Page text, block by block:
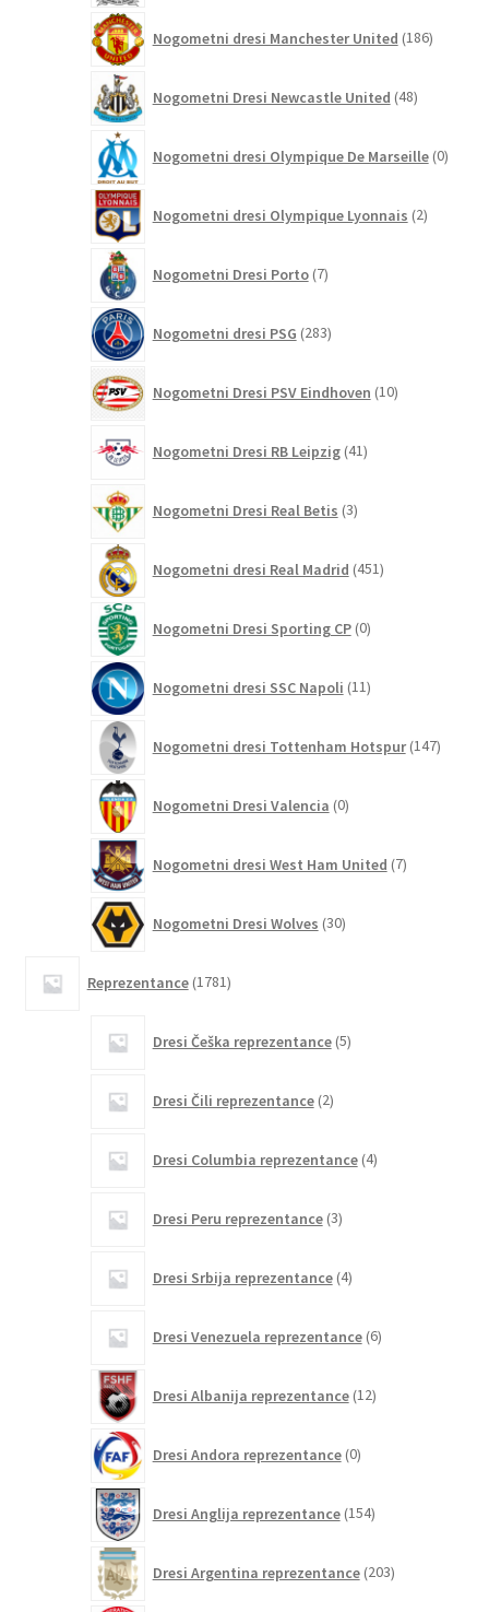
Nogometni dresi Manchester United 186izdelkov
Nogometni Dresi Newcastle United 48izdelkov
Nogometni dresi Olympique De Marseille 0
Nogometni dresi Olympique Lyonnais 2izdelka
Nogometni Dresi Porto 7izdelkov
Nogometni dresi PSG 283izdelkov
Nogometni Dresi PSV Eindhoven 10izdelkov
Nogometni Dresi RB Leipzig 41izdelkov
Nogometni Dresi Real Betis 3izdelki
Nogometni dresi Real Madrid 451izdelkov
Nogometni Dresi Sporting CP 0izdelkov
Nogometni dresi SSC Napoli 11izdelkov
Nogometni dresi Tottenham Hotspur 147
Nogometni Dresi Valencia 0izdelkov
Nogometni dresi West Ham United 7izdelkov
Nogometni Dresi Wolves 30izdelkov
Reprezentance 1781izdelkov
Dresi Češka reprezentance 5izdelkov
Dresi Čili reprezentance 2izdelka
Dresi Columbia reprezentance 4izdelki
Dresi Peru reprezentance 3izdelki
Dresi Srbija reprezentance 4izdelki
Dresi Venezuela reprezentance 6izdelkov
Dresi Albanija reprezentance 12izdelkov
Dresi Andora reprezentance 0izdelkov
Dresi Anglija reprezentance 154izdelkov
Dresi Argentina reprezentance 203izdelki